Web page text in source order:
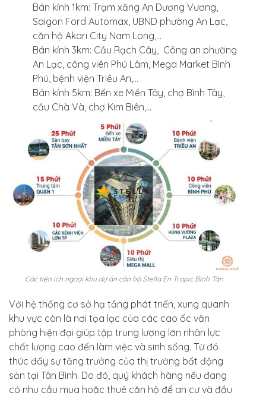
Bán kính 1km: Trạm xăng An Dương Vương,
Saigon Ford Automax, UBND phường An Lạc,
căn hộ Akari City Nam Long,…
Bán kính 3km: Cầu Rạch Cây, Công an phường
An Lạc, công viên Phú Lâm, Mega Market Bình
Phú, bệnh viện Triều An,…
Bán kính 5km: Bến xe Miền Tây, chợ Bình Tây,
cầu Chà Và, chợ Kim Biên,…
Các tiện ích ngoại khu dự án căn hộ Stella En Tropic Bình Tân
Với hệ thống cơ sở hạ tầng phát triển, xung quanh
khu vực còn là nơi tọa lạc của các cao ốc văn
phòng hiện đại giúp tập trung lượng lớn nhân lực
chất lượng cao đến làm việc và sinh sống. Từ đó
thúc đẩy sự tăng trưởng của thị trường bất động
sản tại Tân Bình. Do đó, quý khách hàng nếu đang
có nhu cầu mua hoặc thuê căn hộ để an cư và đầu